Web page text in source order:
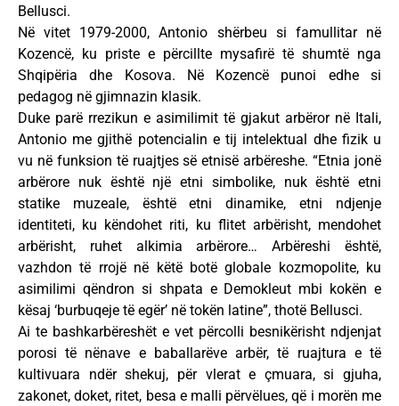
Bellusci.
Në vitet 1979-2000, Antonio shërbeu si famullitar në
Kozencë, ku priste e përcillte mysafirë të shumtë nga
Shqipëria dhe Kosova. Në Kozencë punoi edhe si
pedagog në gjimnazin klasik.
Duke parë rrezikun e asimilimit të gjakut arbëror në Itali,
Antonio me gjithë potencialin e tij intelektual dhe fizik u
vu në funksion të ruajtjes së etnisë arbëreshe. “Etnia jonë
arbërore nuk është një etni simbolike, nuk është etni
statike muzeale, është etni dinamike, etni ndjenje
identiteti, ku këndohet riti, ku flitet arbërisht, mendohet
arbërisht, ruhet alkimia arbërore… Arbëreshi është,
vazhdon të rrojë në këtë botë globale kozmopolite, ku
asimilimi qëndron si shpata e Demokleut mbi kokën e
kësaj ‘burbuqeje të egër’ në tokën latine”, thotë Bellusci.
Ai te bashkarbëreshët e vet përcolli besnikërisht ndjenjat
porosi të nënave e baballarëve arbër, të ruajtura e të
kultivuara ndër shekuj, për vlerat e çmuara, si gjuha,
zakonet, doket, ritet, besa e malli përvëlues, që i morën me